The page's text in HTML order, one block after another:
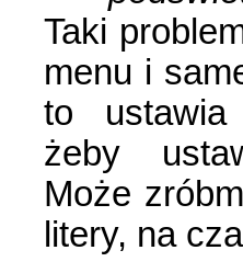
Taki
menu i
to
żeby
Może
litery, na